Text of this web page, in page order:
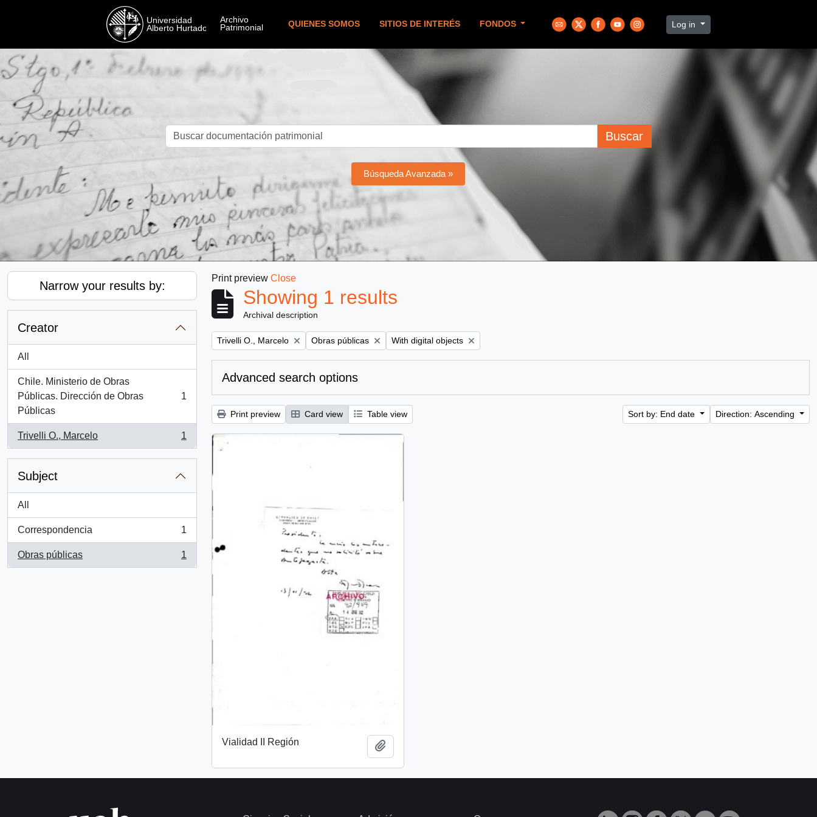
QUIENES SOMOS SITIOS DE INTERÉS FONDOS Log in
Buscar
Búsqueda Avanzada »
Narrow your results by:
Creator
All
Chile. Ministerio de Obras
Públicas. Dirección de Obras
Públicas
, 1 results
1
Trivelli O., Marcelo
, 1 results
1
Subject
All
Correspondencia
, 1 results
1
Obras públicas
, 1 results
1
Print preview Close
Showing 1 results
Archival description
Remove filter:
Trivelli O., Marcelo Remove filter:
Obras públicas Remove filter:
With digital objects
Advanced search options
Print preview Card view Table view Sort by: End date Direction: Ascending
Vialidad II Región